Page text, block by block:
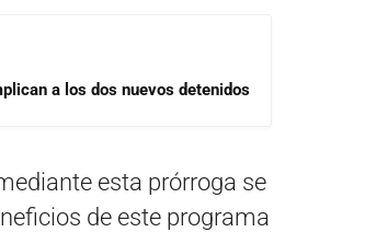
a los dos nuevos detenidos
esta prórroga se
de este programa